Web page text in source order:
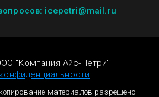
icepetri@mail.ru
"Компания Айс-Петри"
материалов разрешено